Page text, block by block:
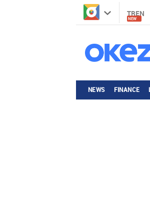
TREN
NEW
NEWS FINANCE